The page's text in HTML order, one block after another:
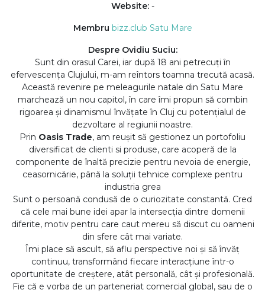
Website:-
Membru bizz.club Satu Mare
Despre Ovidiu Suciu:
Sunt din orasul Carei, iar după 18 ani petrecuți în
efervescența Clujului, m-am reîntors toamna trecută acasă.
Această revenire pe meleagurile natale din Satu Mare
marchează un nou capitol, în care îmi propun să combin
rigoarea și dinamismul învățate în Cluj cu potențialul de
dezvoltare al regiunii noastre.
Prin Oasis Trade, am reușit să gestionez un portofoliu
diversificat de clienti si produse, care acoperă de la
componente de înaltă precizie pentru nevoia de energie,
ceasornicărie, până la soluții tehnice complexe pentru
industria grea
Sunt o persoană condusă de o curiozitate constantă. Cred
că cele mai bune idei apar la intersecția dintre domenii
diferite, motiv pentru care caut mereu să discut cu oameni
din sfere cât mai variate.
Îmi place să ascult, să aflu perspective noi și să învăț
continuu, transformând fiecare interacțiune într-o
oportunitate de creștere, atât personală, cât și profesională.
Fie că e vorba de un parteneriat comercial global, sau de o